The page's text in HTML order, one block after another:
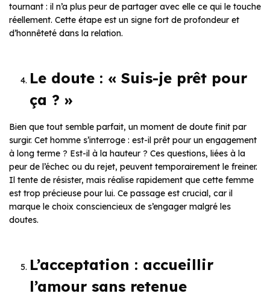
tournant : il n’a plus peur de partager avec elle ce qui le touche
réellement. Cette étape est un signe fort de profondeur et
d’honnêteté dans la relation.
Le doute : « Suis-je prêt pour
ça ? »
Bien que tout semble parfait, un moment de doute finit par
surgir. Cet homme s’interroge : est-il prêt pour un engagement
à long terme ? Est-il à la hauteur ? Ces questions, liées à la
peur de l’échec ou du rejet, peuvent temporairement le freiner.
Il tente de résister, mais réalise rapidement que cette femme
est trop précieuse pour lui. Ce passage est crucial, car il
marque le choix consciencieux de s’engager malgré les
doutes.
L’acceptation : accueillir
l’amour sans retenue